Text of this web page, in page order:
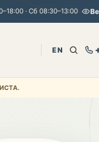
· Сб 08:30–13:00
EN